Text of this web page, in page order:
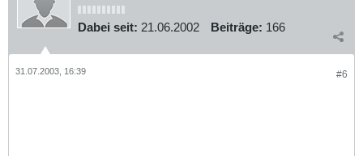
Dabei seit: 21.06.2002 Beiträge: 166
#6
31.07.2003, 16:39